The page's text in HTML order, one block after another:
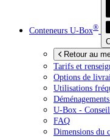
Conteneurs U-Box®
Retour au
Tarifs et
Options de
Utilisations
U-Box -
FAQ
Dimensions du